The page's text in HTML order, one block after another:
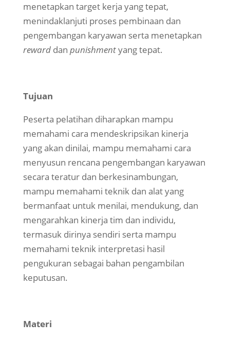
menetapkan target kerja yang tepat,
menindaklanjuti proses pembinaan dan
pengembangan karyawan serta menetapkan
rewarddan punishmentyang tepat.
Tujuan
Peserta pelatihan diharapkan mampu
memahami cara mendeskripsikan kinerja
yang akan dinilai, mampu memahami cara
menyusun rencana pengembangan karyawan
secara teratur dan berkesinambungan,
mampu memahami teknik dan alat yang
bermanfaat untuk menilai, mendukung, dan
mengarahkan kinerja tim dan individu,
termasuk dirinya sendiri serta mampu
memahami teknik interpretasi hasil
pengukuran sebagai bahan pengambilan
keputusan.
Materi